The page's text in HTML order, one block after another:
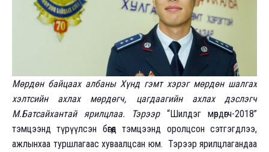
Мөрдөн байцаах албаны Хүнд гэмт хэрэг мөрдөн шалгах
хэлтсийн ахлах мөрдөгч, цагдаагийн ахлах дэслэгч
М.Батсайхантай ярилцлаа. Тэрээр “Шилдэг мөрдөгч-2018”
тэмцээнд түрүүлсэн бөгөөд тэмцээнд оролцсон сэтгэгдлээ,
ажлынхаа туршлагаас хуваалцсан юм. Тэрээр ярилцлагандаа